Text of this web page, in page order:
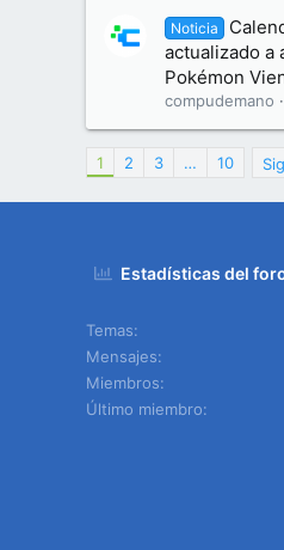
Noticia
actualizado a
Pokémon
compudemano
1 2 3 … 10
Estadísticas del
Temas
Mensajes
Miembros
Último miembro